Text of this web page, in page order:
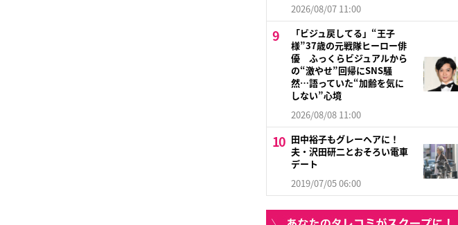
2026/08/07 11:00
「ビジュ戻してる」“王子
様”37歳の元戦隊ヒーロー俳
優 ふっくらビジュアルから
の“激やせ”回帰にSNS騒
然…語っていた“加齢を気に
しない”心境
2026/08/08 11:00
田中裕子もグレーヘアに！
夫・沢田研二とおそろい電車
デート
2019/07/05 06:00